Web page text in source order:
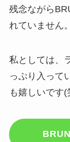
残念ながら
れていません。
私としては、
っぷり入って
も嬉しいです(